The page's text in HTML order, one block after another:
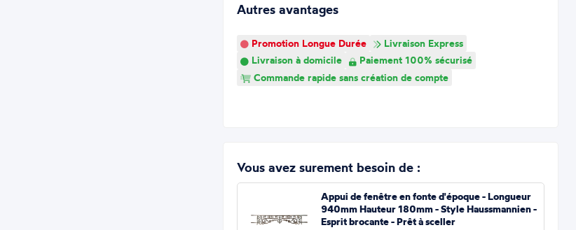
Autres avantages
Promotion Longue Durée
Livraison Express
Livraison à domicile
Paiement 100% sécurisé
Commande rapide sans création de compte
Vous avez surement besoin de :
Appui de fenêtre en fonte d'époque - Longueur
940mm Hauteur 180mm - Style Haussmannien -
Esprit brocante - Prêt à sceller